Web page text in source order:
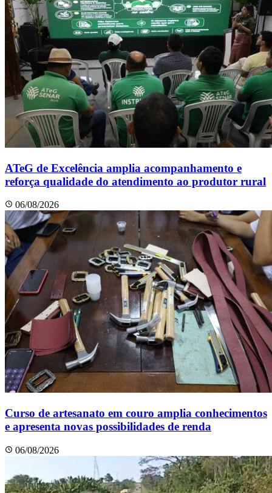
ATeG de Excelência amplia acompanhamento e
reforça qualidade do atendimento ao produtor rural
06/08/2026
Curso de artesanato em couro amplia conhecimentos
e apresenta novas possibilidades de renda
06/08/2026